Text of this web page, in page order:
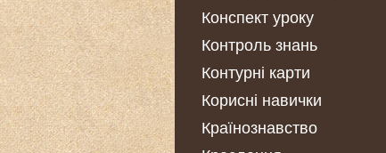
Конспект уроку
Контроль знань
Контурні карти
Корисні навички
Країнознавство